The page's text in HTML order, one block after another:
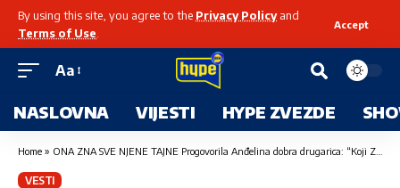
By using this site, you agree to the Privacy Policyand
Terms of Use
Accept
Aa
NASLOVNA VIJESTI HYPE ZVEZDE
Home » ONA ZNA SVE NJENE TAJNE Progovorila Anđelina dobra drugarica: “Koji Zvezdan, on ne postoji! Porodica će je odvojiti od njega”
VESTI